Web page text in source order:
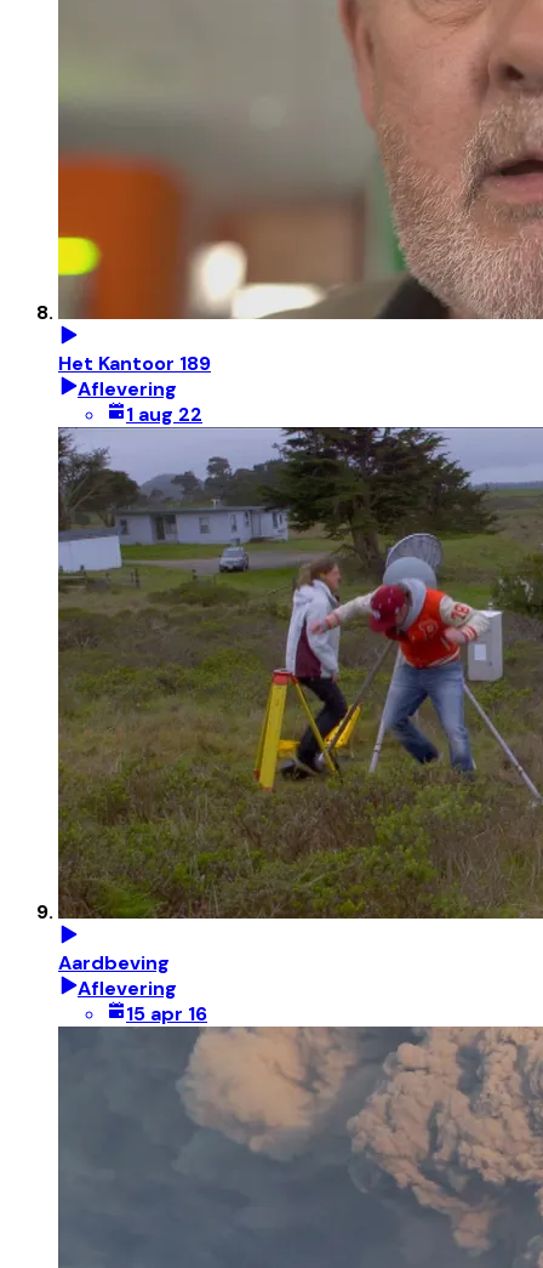
Het Kantoor 189
Aflevering
1 aug 22
Aardbeving
Aflevering
15 apr 16